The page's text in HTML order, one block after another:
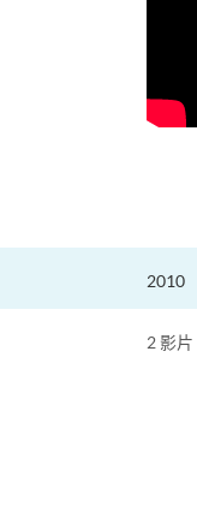
2010
2 影片